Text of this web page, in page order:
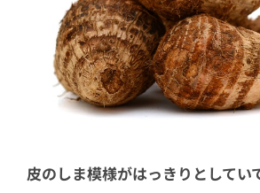
皮のしま模様がはっきりとしてい